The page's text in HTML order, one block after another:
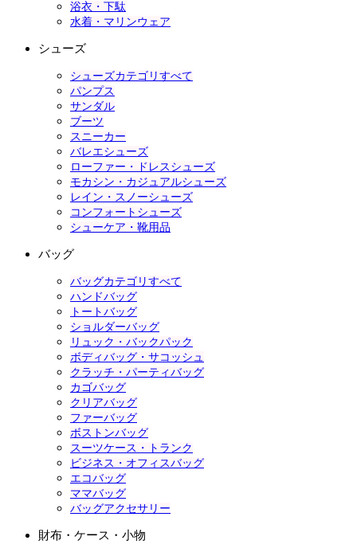
浴衣・下駄
水着・マリンウェア
シューズ
シューズカテゴリすべて
パンプス
サンダル
ブーツ
スニーカー
バレエシューズ
ローファー・ドレスシューズ
モカシン・カジュアルシューズ
レイン・スノーシューズ
コンフォートシューズ
シューケア・靴用品
バッグ
バッグカテゴリすべて
ハンドバッグ
トートバッグ
ショルダーバッグ
リュック・バックパック
ボディバッグ・サコッシュ
クラッチ・パーティバッグ
カゴバッグ
クリアバッグ
ファーバッグ
ボストンバッグ
スーツケース・トランク
ビジネス・オフィスバッグ
エコバッグ
ママバッグ
バッグアクセサリー
財布・ケース・小物